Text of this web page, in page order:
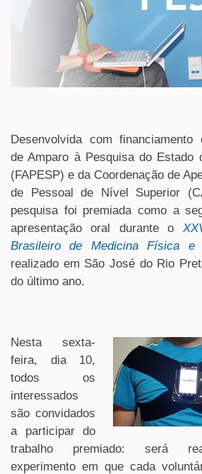
Desenvolvida com financiamento
de Amparo à Pesquisa do Estado
(FAPESP) e da Coordenação de
de Pessoal de Nível Superior
pesquisa foi premiada como a
apresentação oral durante o
Brasileiro de Medicina Física e
realizado em São José do Rio
do último ano.
Nesta sexta-
feira, dia 10,
todos os
interessados
são convidados
a participar do
trabalho premiado: será
experimento em que cada